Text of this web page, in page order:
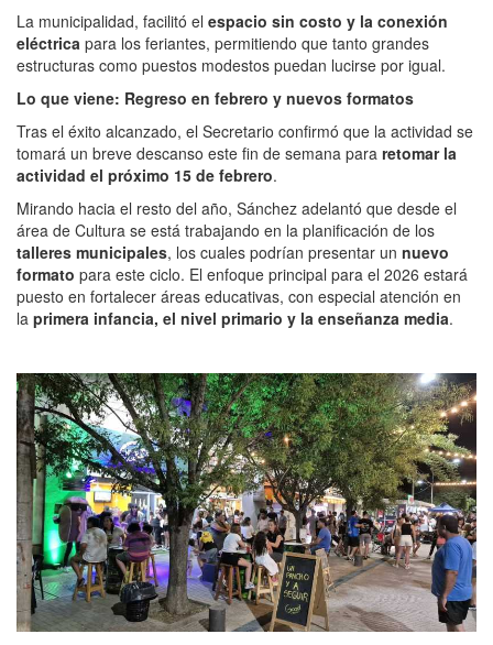
La municipalidad, facilitó el espacio sin costo y la conexión
eléctrica para los feriantes, permitiendo que tanto grandes
estructuras como puestos modestos puedan lucirse por igual.
Lo que viene: Regreso en febrero y nuevos formatos
Tras el éxito alcanzado, el Secretario confirmó que la actividad se
tomará un breve descanso este fin de semana para retomar la
actividad el próximo 15 de febrero.
Mirando hacia el resto del año, Sánchez adelantó que desde el
área de Cultura se está trabajando en la planificación de los
talleres municipales, los cuales podrían presentar un nuevo
formato para este ciclo. El enfoque principal para el 2026 estará
puesto en fortalecer áreas educativas, con especial atención en
la primera infancia, el nivel primario y la enseñanza media.